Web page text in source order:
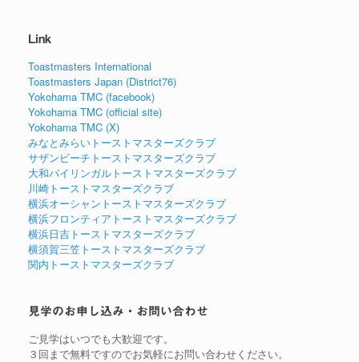
Link
Toastmasters International
Toastmasters Japan (District76)
Yokohama TMC (facebook)
Yokohama TMC (official site)
Yokohama TMC (X)
みなとみらいトーストマスターズクラブ
サザンビーチトーストマスターズクラブ
大和バイリンガルトーストマスターズクラブ
川崎トーストマスターズクラブ
横浜オーシャントーストマスターズクラブ
横浜フロンティアトーストマスターズクラブ
横浜日吉トーストマスターズクラブ
横須賀三笠トーストマスターズクラブ
関内トーストマスターズクラブ
見学のお申し込み・お問い合わせ
ご見学はいつでも大歓迎です。
３回まで無料ですのでお気軽にお問い合わせください。